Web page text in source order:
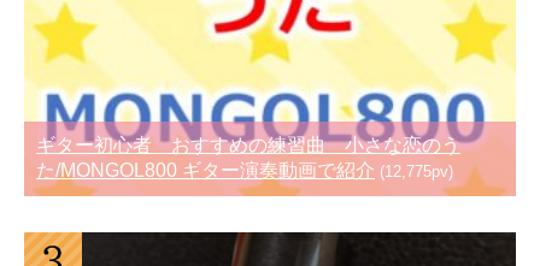
ギター初心者 おすすめの練習曲 小さな恋のう
た/MONGOL800 ギター演奏動画で紹介 (12,775pv)